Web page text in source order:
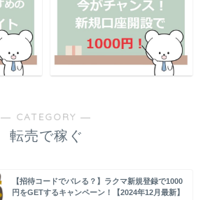
― CATEGORY ―
転売で稼ぐ
【招待コードでバレる？】ラクマ新規登録で1000
円をGETするキャンペーン！【2024年12月最新】